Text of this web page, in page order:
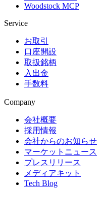
Woodstock MCP
Service
お取引
口座開設
取扱銘柄
入出金
手数料
Company
会社概要
採用情報
会社からのお知らせ
マーケットニュース
プレスリリース
メディアキット
Tech Blog